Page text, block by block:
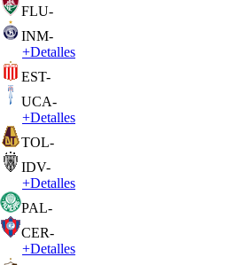
FLU-
INM-
+Detalles
EST-
UCA-
+Detalles
TOL-
IDV-
+Detalles
PAL-
CER-
+Detalles